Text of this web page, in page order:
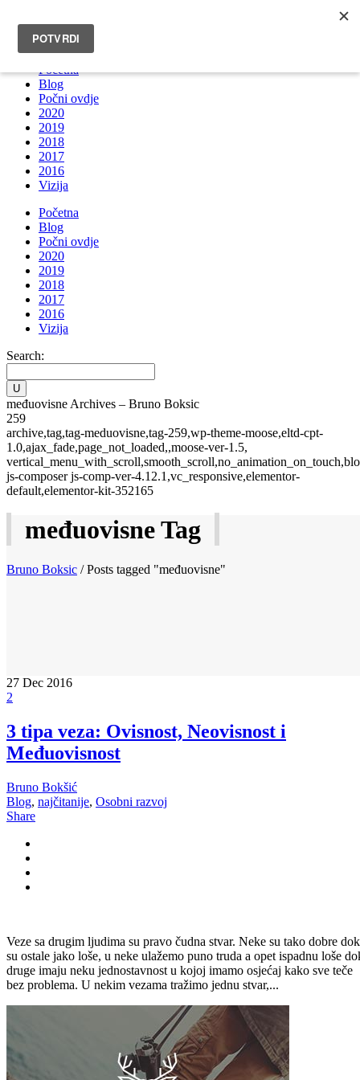
INFO@BRUNOBOKSIC.COM
Početna
Blog
Počni ovdje
2020
2019
2018
2017
2016
Vizija
Početna
Blog
Počni ovdje
2020
2019
2018
2017
2016
Vizija
Search:
međuovisne Archives – Bruno Boksic
259
archive,tag,tag-meduovisne,tag-259,wp-theme-moose,eltd-cpt-
1.0,ajax_fade,page_not_loaded,,moose-ver-1.5,
js-composer js-comp-ver-4.12.1,vc_responsive,elementor-
default,elementor-kit-352165
međuovisne Tag
Bruno Boksic /Posts tagged "međuovisne"
27 Dec 2016
2
3 tipa veza: Ovisnost, Neovisnost i
Međuovisnost
Bruno Bokšić
Blog, najčitanije, Osobni razvoj
Share
Veze sa drugim ljudima su pravo čudna stvar. Neke su tako dobre dok
su ostale jako loše, u neke ulažemo puno truda a opet ispadnu loše
druge imaju neku jednostavnost u kojoj imamo osjećaj kako sve teče
bez problema. U nekim vezama tražimo jednu stvar,...